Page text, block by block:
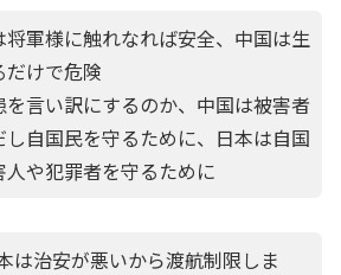
将軍様に触れなれば安全、中国は生
だけで危険
を言い訳にするのか、中国は被害者
し自国民を守るために、日本は自国
人や犯罪者を守るために
は治安が悪いから渡航制限しま